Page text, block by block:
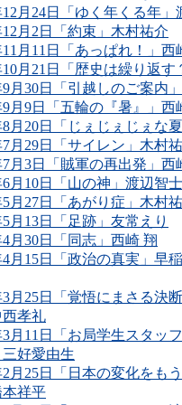
12月24日「ゆく年くる年」
12月2日「約束」木村祐介
11月11日「あっぱれ！」西
10月21日「歴史は繰り返
9月30日「引越しのご案内
9月9日「五輪の『暑』」西
8月20日「じぇじぇじぇな
7月29日「サイレン」木村
7月3日「賊軍の再出発」西
6月10日「山の神」渡辺智士
5月27日「あがり症」木村
5月13日「足跡」友常えり
4月30日「同志」西崎 翔
4月15日「政治の真実」
3月25日「覚悟にまさる決
孝礼
3月11日「お局学生スタッ
好愛由生
2月25日「日本の変化をも
祥平